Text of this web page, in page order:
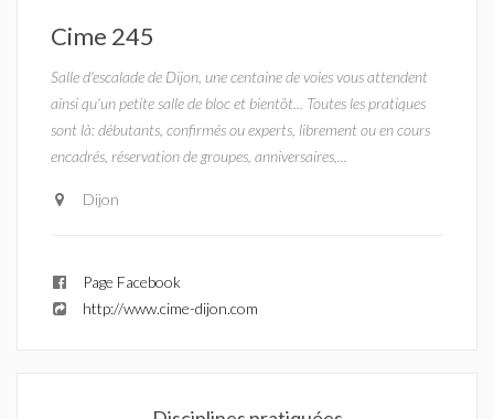
Cime 245
Salle d'escalade de Dijon, une centaine de voies vous attendent
ainsi qu'un petite salle de bloc et bientôt... Toutes les pratiques
sont là: débutants, confirmés ou experts, librement ou en cours
encadrés, réservation de groupes, anniversaires,...
Dijon
Page Facebook
http://www.cime-dijon.com